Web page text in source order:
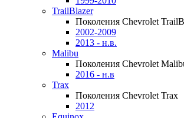
TrailBlazer
Поколения Chevrolet
2002-2009
2013 - н.в.
Malibu
Поколения Chevrolet
2016 - н.в
Trax
Поколения Chevrolet Trax
2012